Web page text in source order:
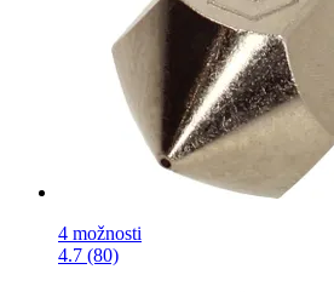
4 možnosti
4.7 (80)